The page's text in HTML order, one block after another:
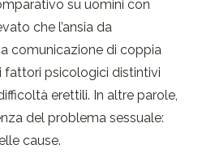
su uomini con
che l’ansia da
comunicazione di coppia
fattori psicologici distintivi
erettili. In altre parole,
del problema sessuale:
cause.